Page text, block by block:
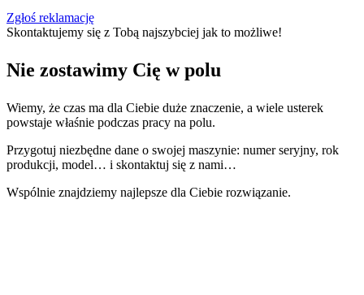
Zgłoś reklamację
Skontaktujemy się z Tobą najszybciej jak to możliwe!
Nie zostawimy Cię w polu
Wiemy, że czas ma dla Ciebie duże znaczenie, a wiele usterek
powstaje właśnie podczas pracy na polu.
Przygotuj niezbędne dane o swojej maszynie: numer seryjny, rok
produkcji, model… i skontaktuj się z nami…
Wspólnie znajdziemy najlepsze dla Ciebie rozwiązanie.